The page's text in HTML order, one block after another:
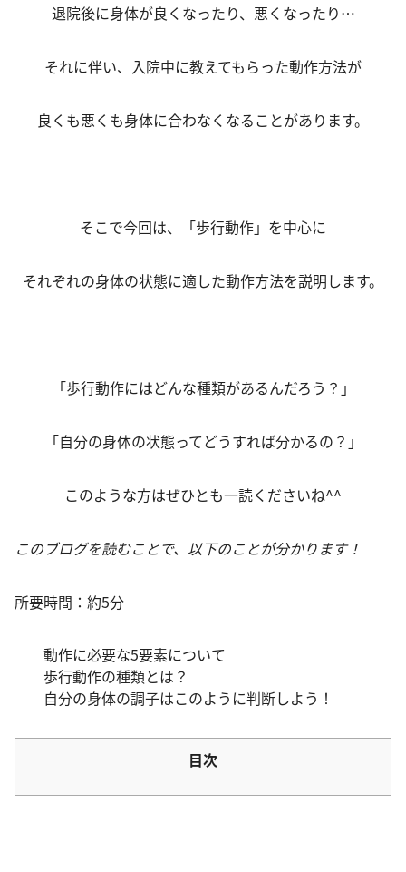
退院後に身体が良くなったり、悪くなったり…
それに伴い、入院中に教えてもらった動作方法が
良くも悪くも身体に合わなくなることがあります。
そこで今回は、「歩行動作」を中心に
それぞれの身体の状態に適した動作方法を説明します。
「歩行動作にはどんな種類があるんだろう？」
「自分の身体の状態ってどうすれば分かるの？」
このような方はぜひとも一読くださいね^^
このブログを読むことで、以下のことが分かります！
所要時間：約5分
動作に必要な5要素について
歩行動作の種類とは？
自分の身体の調子はこのように判断しよう！
目次